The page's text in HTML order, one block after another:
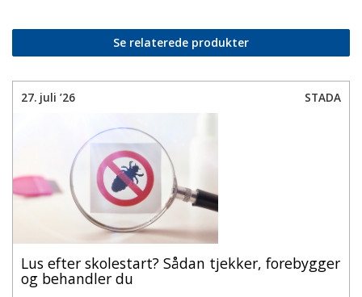
Se relaterede produkter
27. juli ’26 STADA
Lus efter skolestart? Sådan tjekker, forebygger
og behandler du